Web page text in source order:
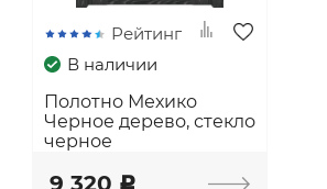
Рейтинг
В наличии
Полотно Мехико
Черное дерево, стекло
черное
9 320 c